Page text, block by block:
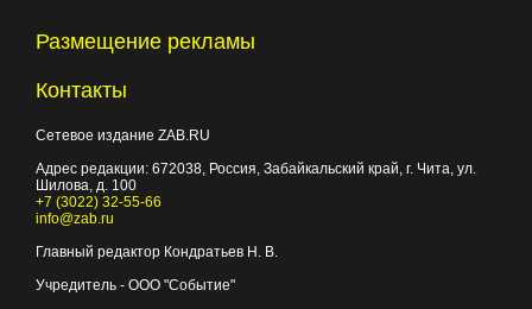
Размещение рекламы
Контакты
Сетевое издание ZAB.RU
Адрес редакции: 672038, Россия, Забайкальский край, г. Чита, ул.
Шилова, д. 100
+7 (3022) 32-55-66
info@zab.ru
Главный редактор Кондратьев Н. В.
Учредитель - ООО "Событие"